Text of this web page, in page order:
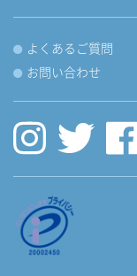
よくあるご質問
お問い合わせ